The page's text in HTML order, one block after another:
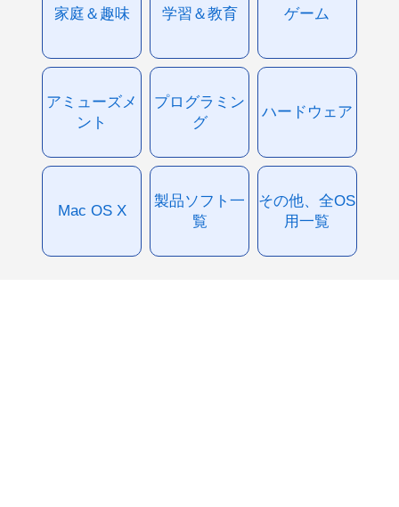
家庭＆趣味 学習＆教育 ゲーム
アミューズメ
ント
プログラミン
グ
ハードウェア
Mac OS X
製品ソフト一
覧
その他、全OS
用一覧